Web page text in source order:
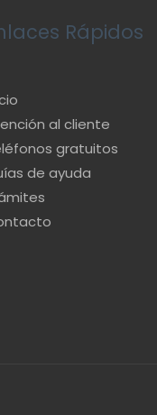
Rápidos
al cliente
gratuitos
de ayuda